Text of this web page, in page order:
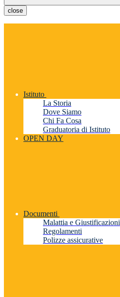
close
Istituto
La Storia
Dove Siamo
Chi Fa Cosa
Graduatoria di Istituto
OPEN DAY
Documenti
Malattia e Giustificazioni
Regolamenti
Polizze assicurative